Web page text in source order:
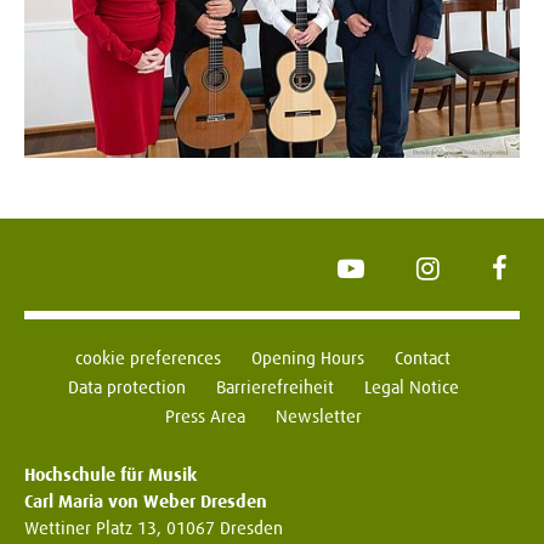
YouTube Instagram
cookie preferences Opening Hours
Contact
Data protection
Barrierefreiheit
Legal Notice
Press Area
Newsletter
Hochschule für Musik
Carl Maria von Weber Dresden
Wettiner Platz 13, 01067 Dresden